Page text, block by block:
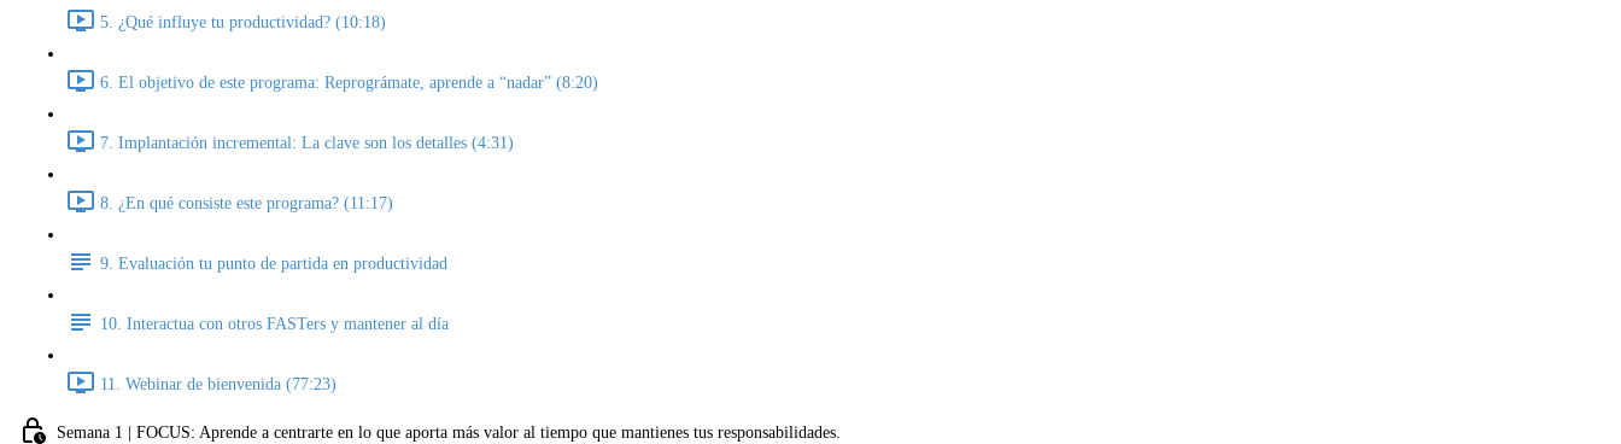
5. ¿Qué influye tu productividad? (10:18)
6. El objetivo de este programa: Reprográmate, aprende a “nadar” (8:20)
7. Implantación incremental: La clave son los detalles (4:31)
8. ¿En qué consiste este programa? (11:17)
9. Evaluación tu punto de partida en productividad
10. Interactua con otros FASTers y mantener al día
11. Webinar de bienvenida (77:23)
Semana 1 | FOCUS: Aprende a centrarte en lo que aporta más valor al tiempo que mantienes tus responsabilidades.